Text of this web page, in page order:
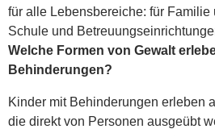
für alle Lebensbereiche: für Familie
Schule und
Welche Formen von Gewalt
Behinderungen?
Kinder mit Behinderungen erleben
die direkt von Personen ausgeübt